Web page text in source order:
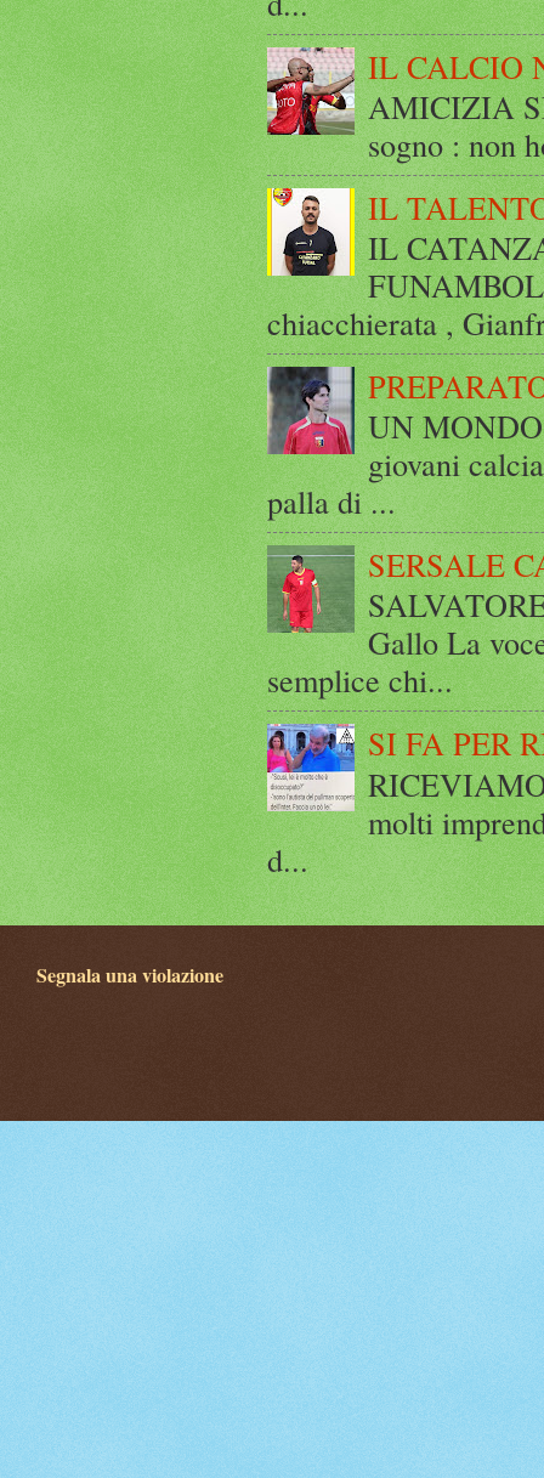
IL CALCIO
AMICIZIA
sogno : non
IL
IL
chiacchierata ,
UN
giovani
palla di ...
SERSALE
Gallo La
semplice chi...
SI FA PER
molti
d...
Segnala una violazione